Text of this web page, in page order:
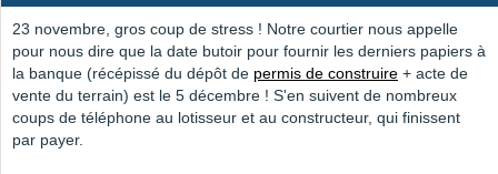
23 novembre, gros coup de stress ! Notre courtier nous appelle
pour nous dire que la date butoir pour fournir les derniers papiers à
la banque (récépissé du dépôt de permis de construire + acte de
vente du terrain) est le 5 décembre ! S'en suivent de nombreux
coups de téléphone au lotisseur et au constructeur, qui finissent
par payer.